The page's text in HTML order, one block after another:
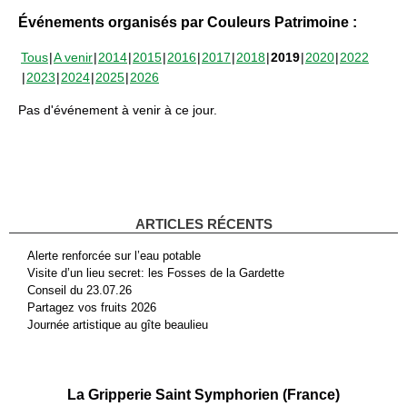
Événements organisés par Couleurs Patrimoine :
Tous A venir 2014 2015 2016 2017 2018 2019 2020 2022
2023 2024 2025 2026
Pas d'événement à venir à ce jour.
ARTICLES RÉCENTS
Alerte renforcée sur l’eau potable
Visite d’un lieu secret: les Fosses de la Gardette
Conseil du 23.07.26
Partagez vos fruits 2026
Journée artistique au gîte beaulieu
La Gripperie Saint Symphorien (France)